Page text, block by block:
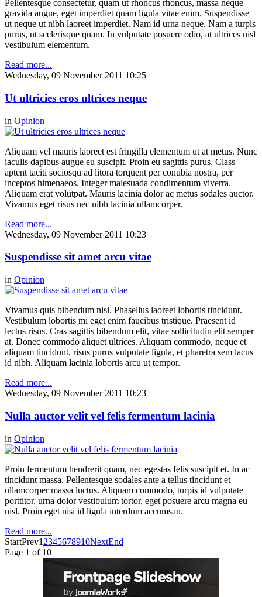
Pellentesque consectetur, quam ut rhoncus rhoncus, massa neque
gravida augue, eget imperdiet quam ligula vitae enim. Suspendisse
ut neque ut nibh laoreet imperdiet. Nam id urna neque. Nam a turpis
purus, ut scelerisque quam. In vulputate posuere odio, at ultrices nisl
vestibulum elementum.
Read more...
Wednesday, 09 November 2011 10:25
Ut ultricies eros ultrices neque
in Opinion
Aliquam vel mauris laoreet est fringilla elementum ut at metus. Nunc
iaculis dapibus augue eu suscipit. Proin eu sagittis purus. Class
aptent taciti sociosqu ad litora torquent per conubia nostra, per
inceptos himenaeos. Integer malesuada condimentum viverra.
Aliquam erat volutpat. Mauris lacinia dolor ac metus sodales auctor.
Vivamus eget risus nec nibh lacinia ullamcorper.
Read more...
Wednesday, 09 November 2011 10:23
Suspendisse sit amet arcu vitae
in Opinion
Vivamus quis bibendum nisi. Phasellus laoreet lobortis tincidunt.
Vestibulum lobortis mi eget enim faucibus tristique. Praesent id
lectus risus. Cras sagittis bibendum elit, vitae sollicitudin elit semper
at. Donec commodo aliquet ultrices. Aliquam commodo, neque et
aliquam tincidunt, risus purus vulputate ligula, et pharetra sem lacus
id nibh. Aliquam lacinia lobortis arcu ut tempor.
Read more...
Wednesday, 09 November 2011 10:23
Nulla auctor velit vel felis fermentum lacinia
in Opinion
Proin fermentum hendrerit quam, nec egestas felis suscipit et. In ac
tincidunt massa. Pellentesque sodales ante a tellus tincidunt et
ullamcorper massa luctus. Aliquam commodo, turpis id vulputate
porttitor, urna dolor vestibulum tortor, eget posuere arcu magna eu
nisl. Proin eget nisi id ligula interdum accumsan.
Read more...
StartPrev1 2345678910NextEnd
Page 1 of 10